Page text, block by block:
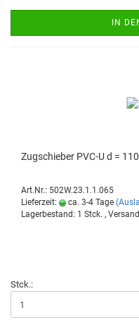
IN
Zug­schie­ber PVC-U d =
Art.Nr.: 502W.23.1.1.065
Lieferzeit:
ca. 3-4 Tage
Lagerbestand: 1 Stck. ,
Stck.: